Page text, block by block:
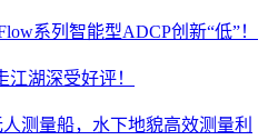
系列智能型ADCP创新“低”！
湖深受好评！
测量船，水下地貌高效测量利